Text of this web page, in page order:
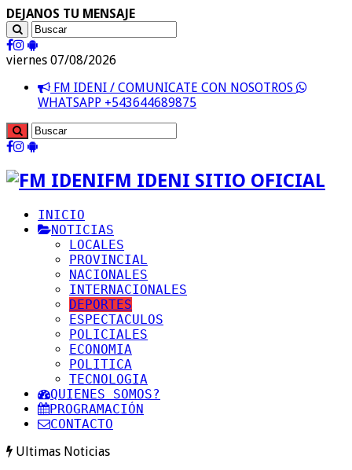
DEJANOS TU MENSAJE
viernes 07/08/2026
FM IDENI / COMUNICATE CON NOSOTROS
WHATSAPP +543644689875
FM IDENI SITIO OFICIAL
INICIO
NOTICIAS
LOCALES
PROVINCIAL
NACIONALES
INTERNACIONALES
DEPORTES
ESPECTACULOS
POLICIALES
ECONOMIA
POLITICA
TECNOLOGIA
QUIENES SOMOS?
PROGRAMACIÓN
CONTACTO
Ultimas Noticias